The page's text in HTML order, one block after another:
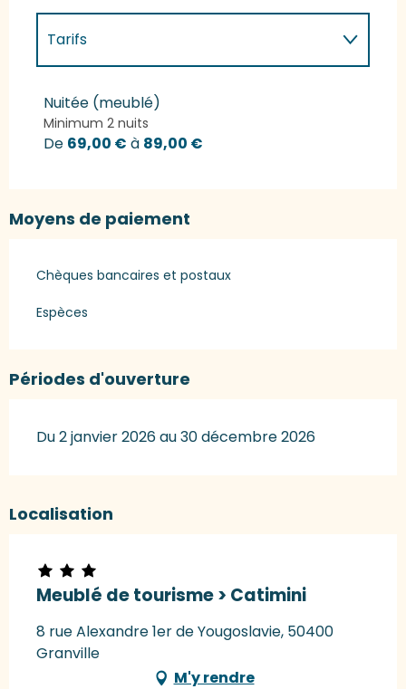
Tarifs
Tarifs 2027
Nuitée (meublé)
Minimum 2 nuits
De 69,00 € à 89,00 €
Moyens de paiement
Chèques bancaires et postaux
Espèces
Périodes d'ouverture
Du 2 janvier 2026 au 30 décembre 2026
Localisation
Meublé de tourisme > Catimini
8 rue Alexandre 1er de Yougoslavie, 50400
Granville
M'y rendre